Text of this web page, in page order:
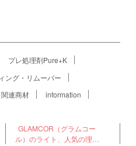
プレ処理剤Pure+K
ング・リムーバー
関連商材 information
GLAMCOR（グラムコー
ル）のライト、人気の理由